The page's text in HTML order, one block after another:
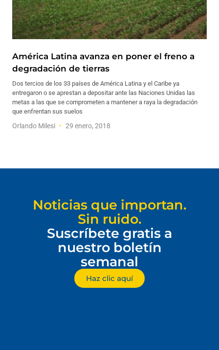
América Latina avanza en poner el freno a
degradación de tierras
Dos tercios de los 33 países de América Latina y el Caribe ya
entregaron o se aprestan a depositar ante las Naciones Unidas las
metas a las que se comprometen a mantener a raya la degradación
que enfrentan sus suelos
Orlando Milesi 29 enero, 2018
Noticias que importan.
Sin ruido.
Suscríbete gratis a
nuestro boletín
semanal
Haz clic aquí